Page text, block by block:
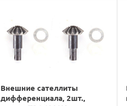
Внешние сателлиты
дифференциала, 2шт.,